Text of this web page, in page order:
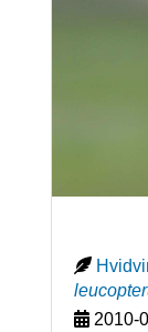
2010-